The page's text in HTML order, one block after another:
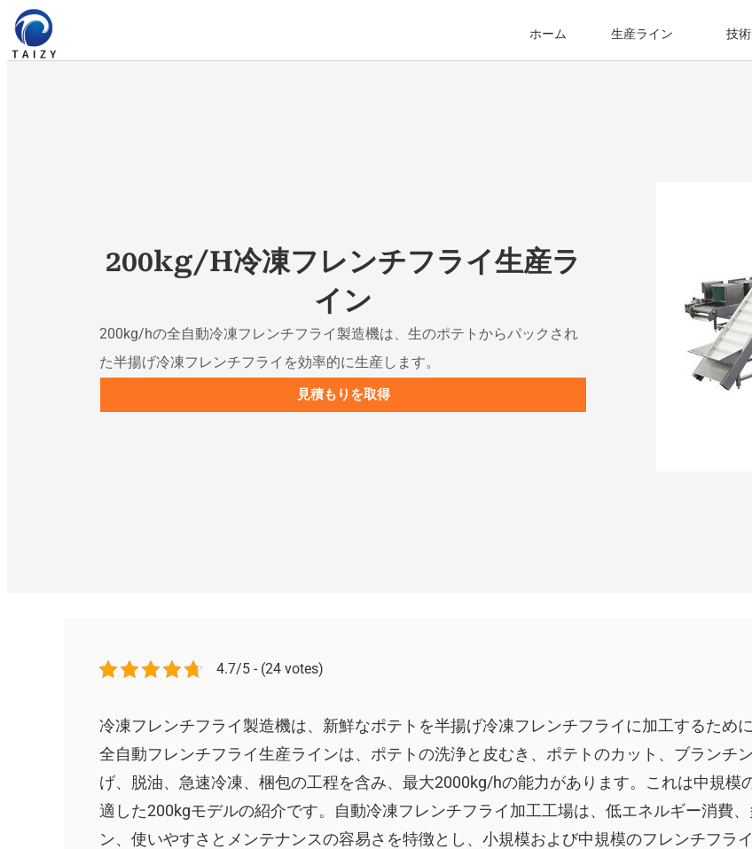
ホーム 生産ライン 技
200kg/h冷凍フレンチフライ生産ラ
イン
200kg/hの全自動冷凍フレンチフライ製造機は、生のポテトからパックされ
た半揚げ冷凍フレンチフライを効率的に生産します。
見積もりを取得
4.7/5 - (24 votes)
冷凍フレンチフライ製造機は、新鮮なポテトを半揚げ冷凍フレンチフライに加工するために
全自動フレンチフライ生産ラインは、ポテトの洗浄と皮むき、ポテトのカット、ブランチ
げ、脱油、急速冷凍、梱包の工程を含み、最大2000kg/hの能力があります。これは中規模
適した200kgモデルの紹介です。自動冷凍フレンチフライ加工工場は、低エネルギー消費
ン、使いやすさとメンテナンスの容易さを特徴とし、小規模および中規模のフレンチフラ